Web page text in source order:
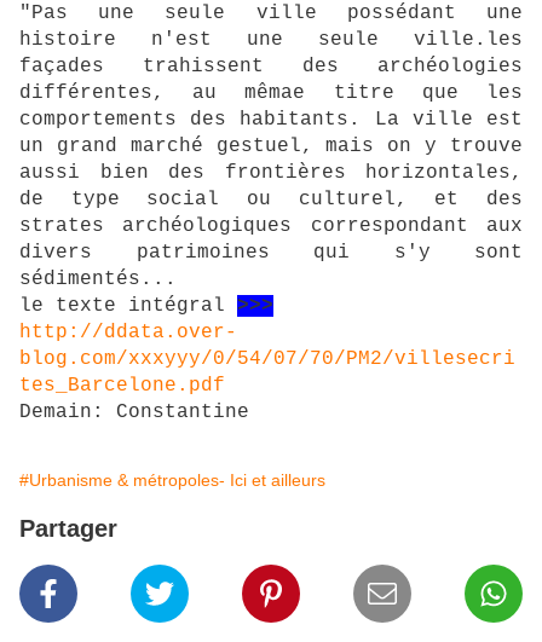
"Pas une seule ville possédant une
histoire n'est une seule ville.les
façades trahissent des archéologies
différentes, au mêmae titre que les
comportements des habitants. La ville est
un grand marché gestuel, mais on y trouve
aussi bien des frontières horizontales,
de type social ou culturel, et des
strates archéologiques correspondant aux
divers patrimoines qui s'y sont
sédimentés...
le texte intégral >>>
http://ddata.over-
blog.com/xxxyyy/0/54/07/70/PM2/villesecri
tes_Barcelone.pdf
Demain: Constantine
#Urbanisme & métropoles- Ici et ailleurs
Partager